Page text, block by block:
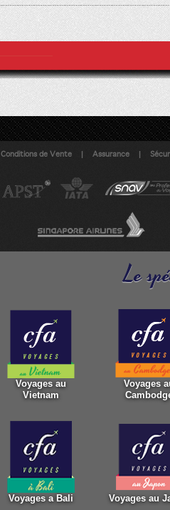
Conditions de Vente | Assurance |
Le
Voyages au
Vietnam
Voyages
Voyages a Bali Voyages au